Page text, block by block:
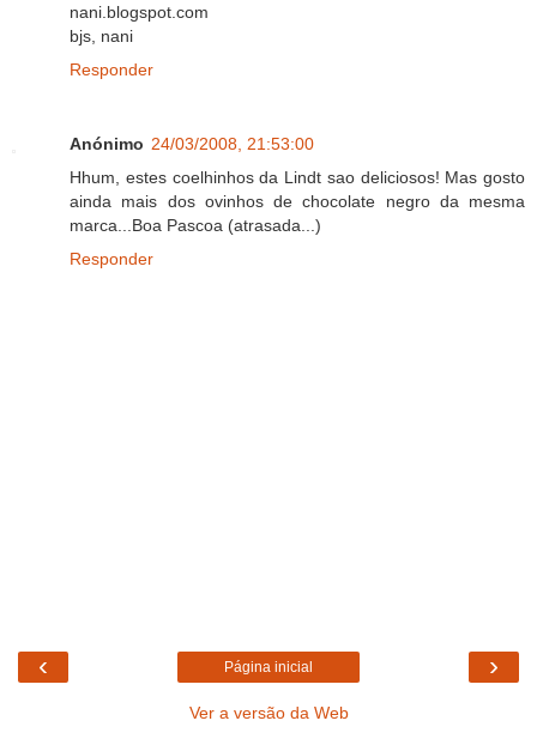
nani.blogspot.com
bjs, nani
Responder
Anónimo 24/03/2008, 21:53:00
Hhum, estes coelhinhos da Lindt sao deliciosos! Mas gosto
ainda mais dos ovinhos de chocolate negro da mesma
marca...Boa Pascoa (atrasada...)
Responder
‹ ›
Página inicial
Ver a versão da Web